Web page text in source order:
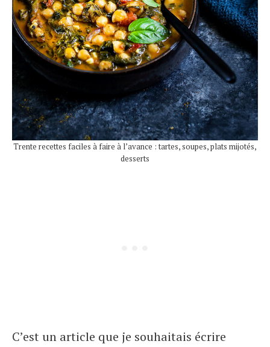
Trente recettes faciles à faire à l’avance : tartes, soupes, plats mijotés,
desserts
C’est un article que je souhaitais écrire